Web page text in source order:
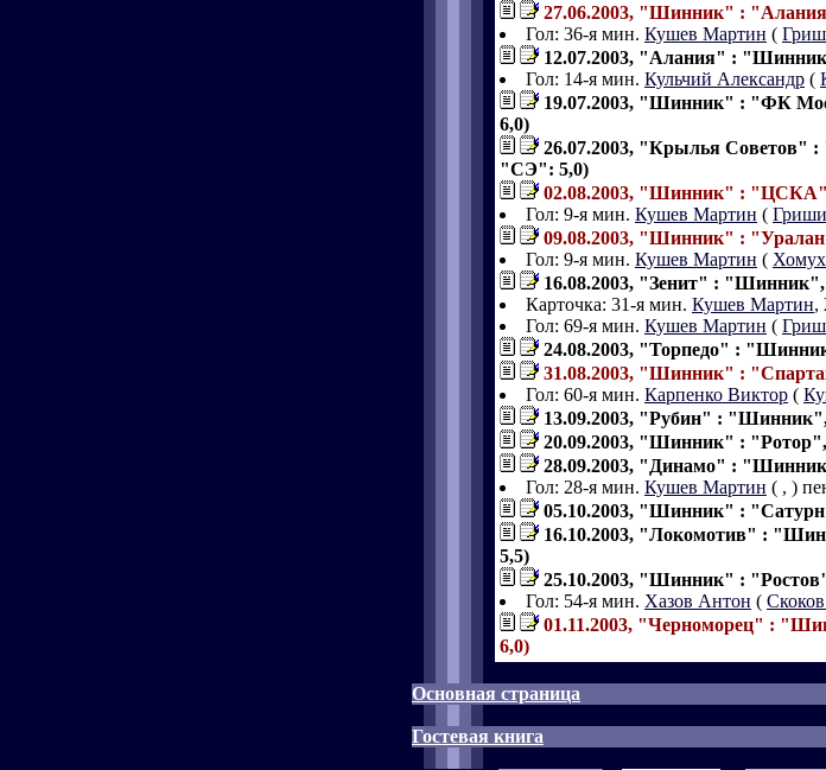
27.06.2003, "Шинник" :
Гол: 36-я мин. Кушев Мартин (
12.07.2003, "Алания" :
Гол: 14-я мин. Кульчий Александр (
19.07.2003, "Шинник" : "ФК
6,0)
26.07.2003, "Крылья Советов"
"СЭ": 5,0)
02.08.2003, "Шинник" :
Гол: 9-я мин. Кушев Мартин (
09.08.2003, "Шинник" :
Гол: 9-я мин. Кушев Мартин (
16.08.2003, "Зенит" :
Карточка: 31-я мин. Кушев Мартин,
Гол: 69-я мин. Кушев Мартин (
24.08.2003, "Торпедо" :
31.08.2003, "Шинник" :
Гол: 60-я мин. Карпенко Виктор (
13.09.2003, "Рубин" :
20.09.2003, "Шинник" :
28.09.2003, "Динамо" :
Гол: 28-я мин. Кушев Мартин ( , )
05.10.2003, "Шинник" :
16.10.2003, "Локомотив" :
5,5)
25.10.2003, "Шинник" :
Гол: 54-я мин. Хазов Антон (
01.11.2003, "Черноморец" :
6,0)
Основная страница
Гостевая книга